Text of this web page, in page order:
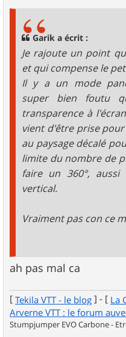
Garik a écrit :
Je rajoute un point
et qui compense le
Il y a un mode
super bien foutu
transparence à
vient d'être prise
au paysage décalé
limite du nombre de
faire un 360°,
vertical.
Vraiment pas con ce
ah pas mal ca
[ Tekila VTT - le blog ] - [ La
Arverne VTT : le forum
Stumpjumper EVO Carbone -